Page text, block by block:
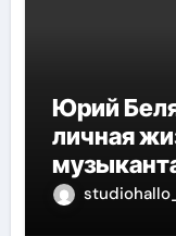
Юрий
личная